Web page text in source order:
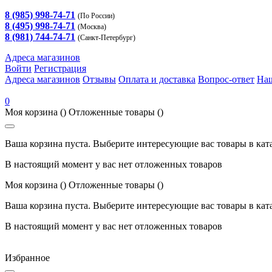
8 (985) 998-74-71 (По России)
8 (495) 998-74-71 (Москва)
8 (981) 744-74-71 (Санкт-Петербург)
Адреса магазинов
Войти Регистрация
Адреса магазинов Отзывы Оплата и доставка Вопрос-ответ
0
Моя корзина () Отложенные товары ()
Ваша корзина пуста. Выберите интересующие вас товары в
В настоящий момент у вас нет отложенных товаров
Моя корзина () Отложенные товары ()
Ваша корзина пуста. Выберите интересующие вас товары в
В настоящий момент у вас нет отложенных товаров
Избранное